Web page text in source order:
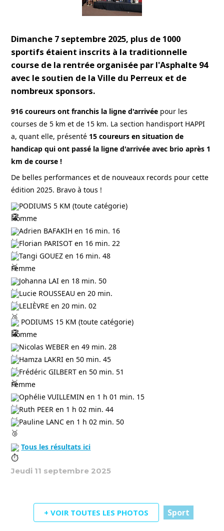
Dimanche 7 septembre 2025, plus de 1000
sportifs étaient inscrits à la traditionnelle
course de la rentrée organisée par l'Asphalte 94
avec le soutien de la Ville du Perreux et de
nombreux sponsors.
916 coureurs ont franchis la ligne d'arrivée pour les
courses de 5 km et de 15 km. La section handisport HAPPI
a, quant elle, présenté 15 coureurs en situation de
handicap qui ont passé la ligne d'arrivée avec brio après 1
km de course !
De belles performances et de nouveaux records pour cette
édition 2025. Bravo à tous !
PODIUMS 5 KM (toute catégorie)
Homme
Adrien BAFAKIH en 16 min. 16
Florian PARISOT en 16 min. 22
Tangi GOUEZ en 16 min. 48
Femme
Johanna LAI en 18 min. 50
Lucie ROUSSEAU en 20 min.
LELIÈVRE en 20 min. 02
PODIUMS 15 KM (toute catégorie)
Homme
Nicolas WEBER en 49 min. 28
Hamza LAKRI en 50 min. 45
Frédéric GILBERT en 50 min. 51
Femme
Ophélie VUILLEMIN en 1 h 01 min. 15
Ruth PEER en 1 h 02 min. 44
Pauline LANC en 1 h 02 min. 50
Tous les résultats ici
Jeudi 11 septembre 2025
+ VOIR TOUTES LES PHOTOS Sport